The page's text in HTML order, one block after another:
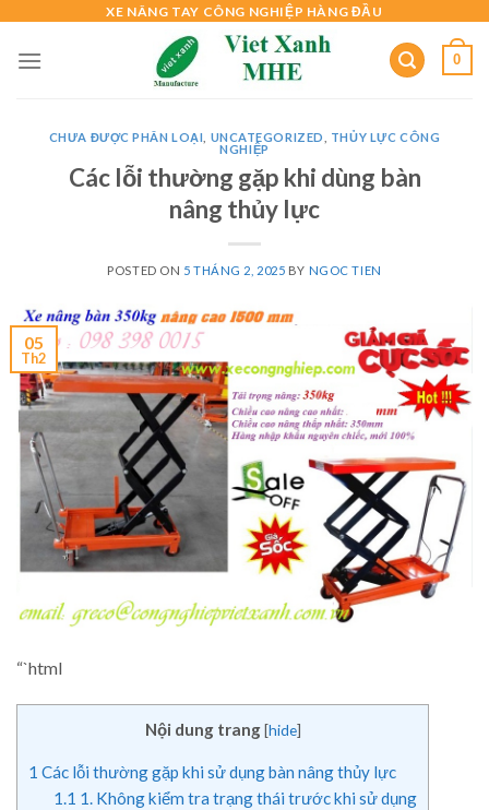
content
XE NÂNG TAY CÔNG NGHIỆP HÀNG ĐẦU
0
CHƯA ĐƯỢC PHÂN LOẠI UNCATEGORIZED
THỦY LỰC CÔNG
NGHIỆP
Các lỗi thường gặp khi dùng bàn
nâng thủy lực
POSTED ON 5 THÁNG 2, 2025 BY NGOC TIEN
05
Th2
“`html
Nội dung trang [hide]
1 Các lỗi thường gặp khi sử dụng bàn nâng thủy lực
1.1 1. Không kiểm tra trạng thái trước khi sử dụng